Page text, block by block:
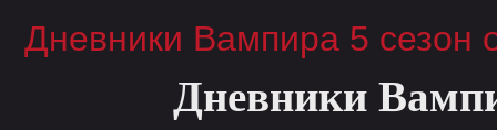
Дневники Вампира 5 сезон
Дневники